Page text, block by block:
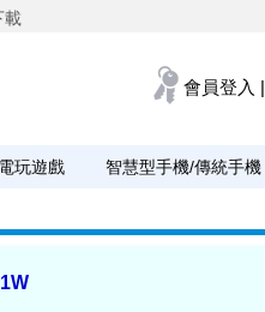
載
會員登入 |
玩遊戲 智慧型手機/傳統手機